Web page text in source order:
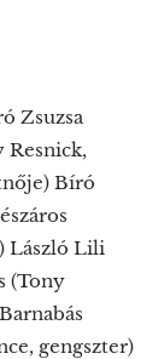
Zsuzsa
Resnick,
Bíró
László Lili
(Tony
gengszter)